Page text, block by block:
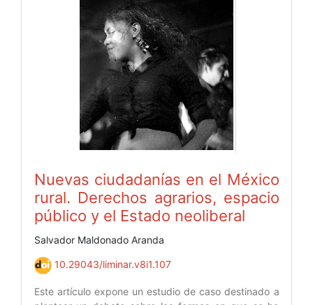
Nuevas ciudadanías en el México
rural. Derechos agrarios, espacio
público y el Estado neoliberal
Salvador Maldonado Aranda
10.29043/liminar.v8i1.107
Este artículo expone un estudio de caso destinado a